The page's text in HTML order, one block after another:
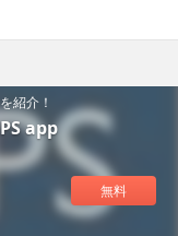
紹介！
app
無料